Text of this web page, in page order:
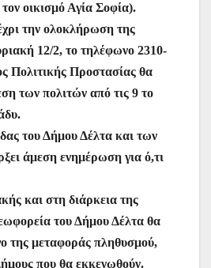
οικισμό Αγία Σοφία).
την ολοκλήρωση της
12/2, το τηλέφωνο 2310-
Πολιτικής Προστασίας θα
των πολιτών από τις 9 το
του Δήμου Δέλτα και των
άμεση ενημέρωση για ό,τι
και στη διάρκεια της
του Δήμου Δέλτα θα
της μεταφοράς πληθυσμού,
που θα εκκενωθούν.